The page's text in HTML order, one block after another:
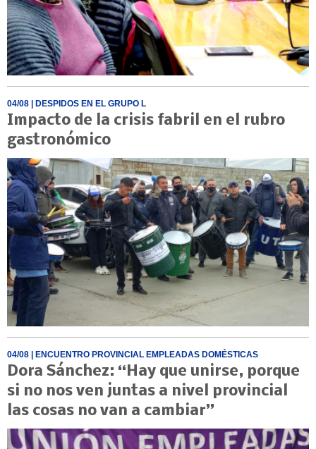
04/08 | DESPIDOS EN EL GRUPO L
Impacto de la crisis fabril en el rubro
gastronómico
04/08 | ENCUENTRO PROVINCIAL EMPLEADAS DOMÉSTICAS
Dora Sánchez: “Hay que unirse, porque
si no nos ven juntas a nivel provincial
las cosas no van a cambiar”